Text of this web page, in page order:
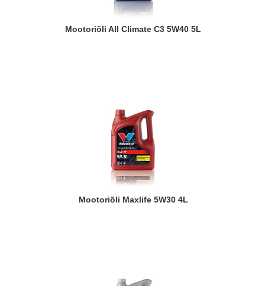
Mootoriõli All Climate C3 5W40 5L
Mootoriõli Maxlife 5W30 4L